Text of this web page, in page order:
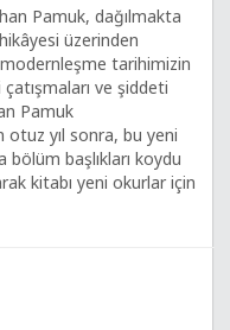
Pamuk, dağılmakta
üzerinden
tarihimizin
çatışmaları ve şiddeti
Pamuk
otuz yıl sonra, bu yeni
bölüm başlıkları koydu
kitabı yeni okurlar için